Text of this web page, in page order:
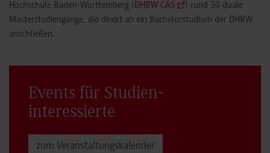
Hochschule Baden-Württemberg (DHBW CAS
) rund 30 duale
Masterstudiengänge, die direkt an ein Bachelorstudium der DHBW
anschließen.
Events für Studien­
interessierte
zum Veranstaltungs­kalender